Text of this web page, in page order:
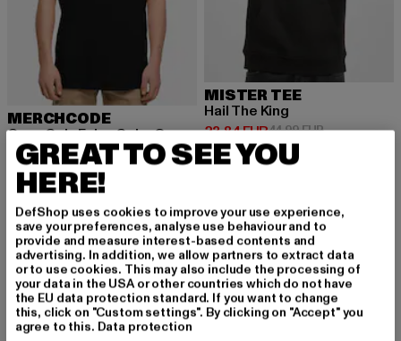
MERCHCODE
Coca Cola Enjoy Coke Oversize Tee
23,09 EUR
Derzeitiger Preis: 23,09 EUR
29,99 EURAktionspreis: 29,99 EUR
MISTER TEE
Hail The King
23,84 EUR
Derzeitiger Preis: 23,84 EUR
44,99 EURAktionspreis:
-33% -43%
GREAT TO SEE YOU
HERE!
DefShop uses cookies to improve your use experience,
save your preferences, analyse use behaviour and to
provide and measure interest-based contents and
advertising. In addition, we allow partners to extract data
or to use cookies. This may also include the processing of
your data in the USA or other countries which do not have
the EU data protection standard. If you want to change
this, click on "Custom settings". By clicking on "Accept" you
agree to this. Data protection